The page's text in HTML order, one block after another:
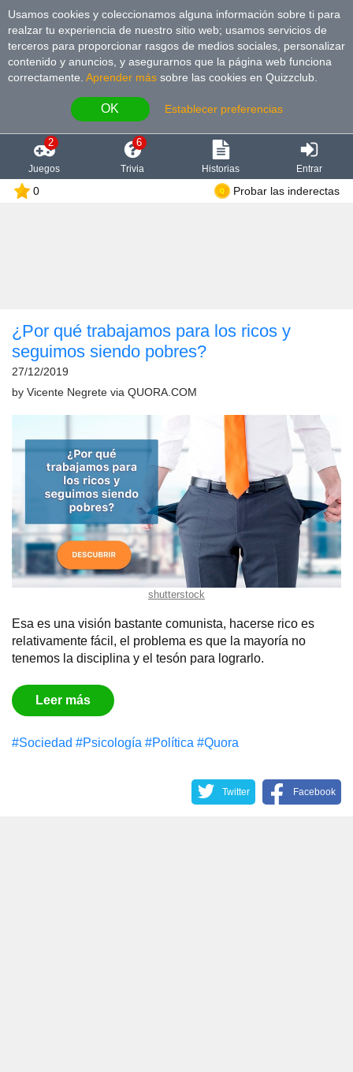
Usamos cookies y coleccionamos alguna información sobre ti para
realzar tu experiencia de nuestro sitio web; usamos servicios de
terceros para proporcionar rasgos de medios sociales, personalizar
contenido y anuncios, y asegurarnos que la página web funciona
correctamente. Aprender más sobre las cookies en Quizzclub.
OK Establecer preferencias
2
Juegos
6
Trivia Historias Entrar
0 Probar las inderectas
¿Por qué trabajamos para los ricos y
seguimos siendo pobres?
27/12/2019
by Vicente Negrete via QUORA.COM
shutterstock
Esa es una visión bastante comunista, hacerse rico es
relativamente fácil, el problema es que la mayoría no
tenemos la disciplina y el tesón para lograrlo.
Leer más
#Sociedad #Psicología #Política #Quora
Twitter Facebook